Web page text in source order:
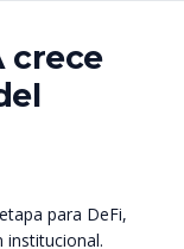
crece
para DeFi,
institucional.